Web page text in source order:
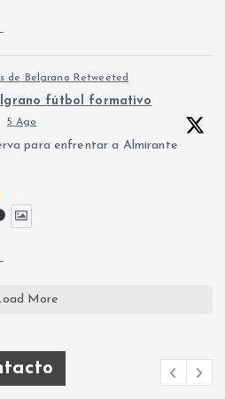
de Belgrano Retweeted
fútbol formativo
5 Ago
para enfrentar a Almirante
More